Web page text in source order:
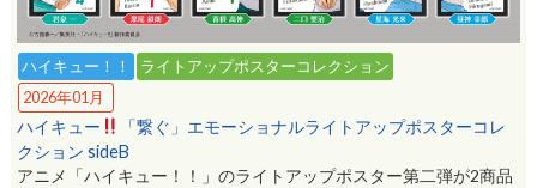
ハイキュー！！
ライトアップポスターコレクション
2026年01月
ハイキュー
「繋ぐ」エモーショナルライトアップポスターコレ
クション sideB
アニメ「ハイキュー！！」のライトアップポスター第二弾が2商品